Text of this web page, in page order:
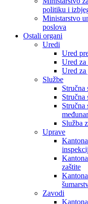
politiku i
Ministarstvo
poslova
Ostali organi
Uredi
Ured
Ured
Ured za
Službe
Stručna
Stručna
Stručna
Služba
Uprave
zaštite
Zavodi